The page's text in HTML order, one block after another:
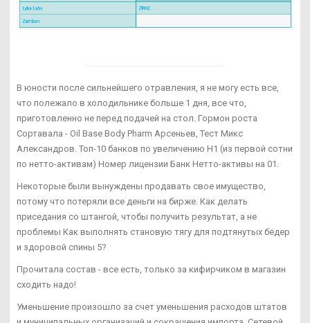
В юности после сильнейшего отравления, я не могу есть все,
что полежало в холодильнике больше 1 дня, все что,
приготовленно не перед подачей на стол. Гормон роста
Сортавала - Oil Base Body Pharm Арсеньев, Тест Микс
Александров. Топ-10 банков по увеличению Н1 (из первой сотни
по нетто-активам) Номер лицензии Банк Нетто-активы на 01.
Некоторые были вынуждены продавать свое имущество,
потому что потеряли все деньги на бирже. Как делать
приседания со штангой, чтобы получить результат, а не
проблемы Как выполнять становую тягу для подтянутых бёдер
и здоровой спины 5?
Прочитала состав - все есть, только за кифирчиком в магазин
сходить надо!
Уменьшение произошло за счет уменьшения расходов штатов